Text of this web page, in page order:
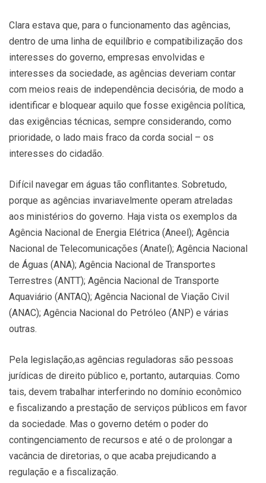
Clara estava que, para o funcionamento das agências,
dentro de uma linha de equilíbrio e compatibilização dos
interesses do governo, empresas envolvidas e
interesses da sociedade, as agências deveriam contar
com meios reais de independência decisória, de modo a
identificar e bloquear aquilo que fosse exigência política,
das exigências técnicas, sempre considerando, como
prioridade, o lado mais fraco da corda social – os
interesses do cidadão.
Difícil navegar em águas tão conflitantes. Sobretudo,
porque as agências invariavelmente operam atreladas
aos ministérios do governo. Haja vista os exemplos da
Agência Nacional de Energia Elétrica (Aneel); Agência
Nacional de Telecomunicações (Anatel); Agência Nacional
de Águas (ANA); Agência Nacional de Transportes
Terrestres (ANTT); Agência Nacional de Transporte
Aquaviário (ANTAQ); Agência Nacional de Viação Civil
(ANAC); Agência Nacional do Petróleo (ANP) e várias
outras.
Pela legislação,as agências reguladoras são pessoas
jurídicas de direito público e, portanto, autarquias. Como
tais, devem trabalhar interferindo no domínio econômico
e fiscalizando a prestação de serviços públicos em favor
da sociedade. Mas o governo detém o poder do
contingenciamento de recursos e até o de prolongar a
vacância de diretorias, o que acaba prejudicando a
regulação e a fiscalização.